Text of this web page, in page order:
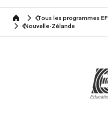
home Tous les programmes EF
Nouvelle-Zélande